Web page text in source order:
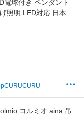
電球付き ペンダント
照明 LED対応 日本製
応 インテリア照明 リ
寝室 ファブリック
コルミオ aina 吊